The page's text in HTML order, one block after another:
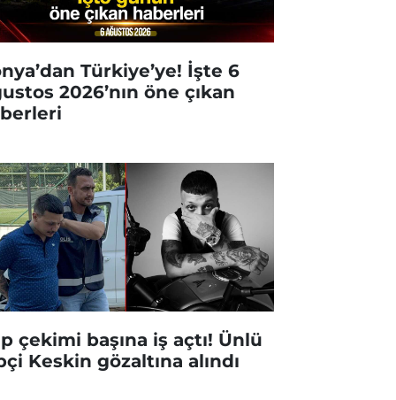
Türkiye’ye! İşte 6
2026’nın öne çıkan
çekimi başına iş açtı! Ünlü
Keskin gözaltına alındı